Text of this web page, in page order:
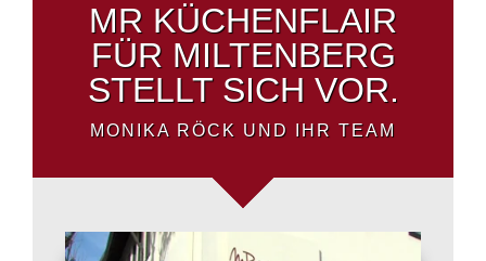
MR KÜCHENFLAIR
FÜR MILTENBERG
STELLT SICH VOR.
MONIKA RÖCK UND IHR TEAM